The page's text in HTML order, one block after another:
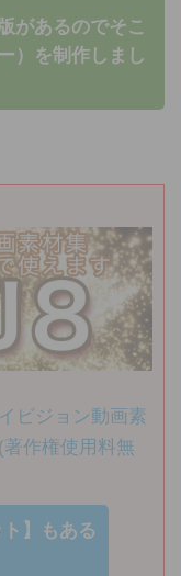
があるのでそこ
）を制作しまし
ビジョン動画素
作権使用料無
】もある